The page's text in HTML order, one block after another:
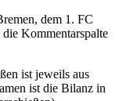
dem 1. FC
Kommentarspalte
ist jeweils aus
ist die Bilanz in